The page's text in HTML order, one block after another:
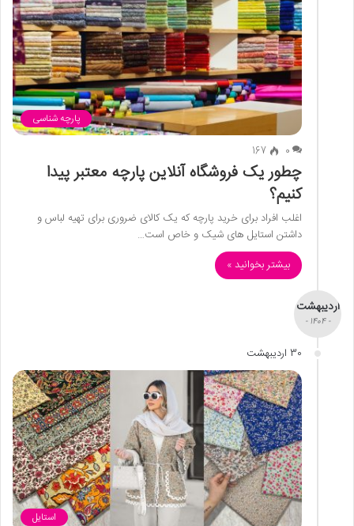
پارچه شناسی
0
167
چطور یک فروشگاه آنلاین پارچه معتبر پیدا
کنیم؟
اغلب افراد برای خرید پارچه که یک کالای ضروری برای تهیه لباس و
داشتن استایل های شیک و خاص است…
بیشتر بخوانید »
اردیبهشت
- 1404 -
30 اردیبهشت
استایل